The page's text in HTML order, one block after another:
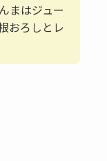
まはジュー
おろしとレ